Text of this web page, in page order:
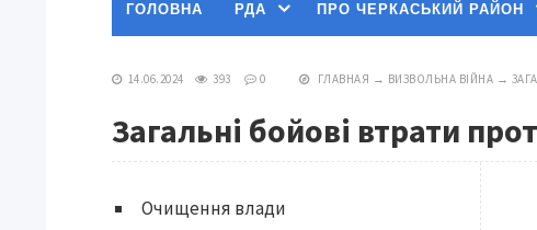
ГОЛОВНА РДА ПРО ЧЕРКАСЬКИЙ РАЙОН
14.06.2024 393 0 ГЛАВНАЯ → ВИЗВОЛЬНА ВІЙНА →
Загальні бойові втрати
Очищення влади